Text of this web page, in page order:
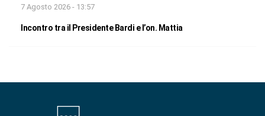
7 Agosto 2026 - 13:57
Incontro tra il Presidente Bardi e l’on. Mattia